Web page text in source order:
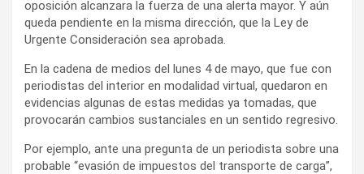
oposición alcanzara la fuerza de una alerta mayor. Y aún
queda pendiente en la misma dirección, que la Ley de
Urgente Consideración sea aprobada.
En la cadena de medios del lunes 4 de mayo, que fue con
periodistas del interior en modalidad virtual, quedaron en
evidencias algunas de estas medidas ya tomadas, que
provocarán cambios sustanciales en un sentido regresivo.
Por ejemplo, ante una pregunta de un periodista sobre una
probable “evasión de impuestos del transporte de carga”,